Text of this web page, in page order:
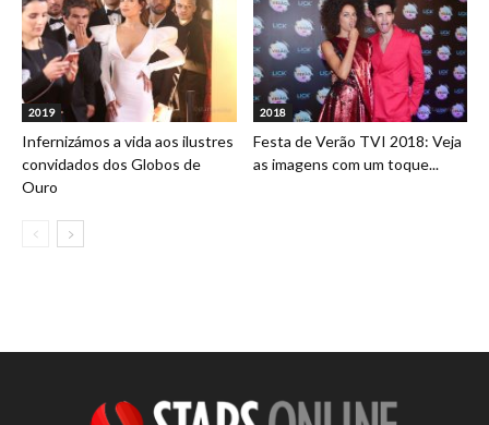
2019
Infernizámos a vida aos ilustres
convidados dos Globos de
Ouro
2018
Festa de Verão TVI 2018: Veja
as imagens com um toque...